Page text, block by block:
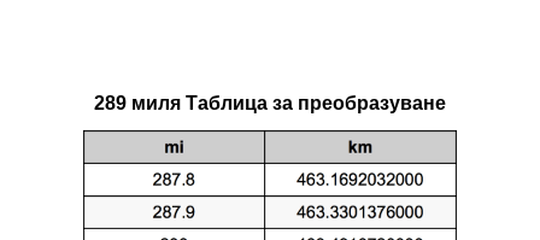
289 миля Таблица за преобразуване